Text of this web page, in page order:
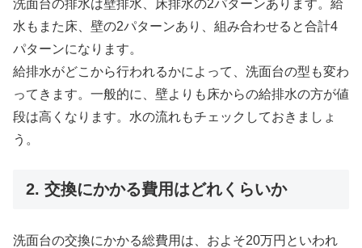
洗面台の排水は壁排水、床排水の2パターンあります。給
水もまた床、壁の2パターンあり、組み合わせると合計4
パターンになります。
給排水がどこから行われるかによって、洗面台の型も変わ
ってきます。一般的に、壁よりも床からの給排水の方が値
段は高くなります。水の流れもチェックしておきましょ
う。
2. 交換にかかる費用はどれくらいか
洗面台の交換にかかる総費用は、およそ20万円といわれ